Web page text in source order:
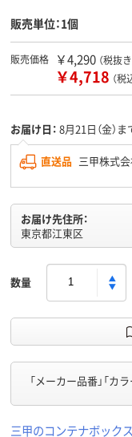
販売単位：1個
販売価格 ￥4,290 （税抜き
￥4,718 （税
お届け日： 8月21日（金）ま
直送品 三甲株式
お届け先住所：
東京都江東区
数量
「メーカー品番」「カ
三甲のコンテナボック